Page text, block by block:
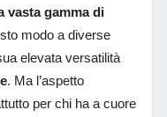
vasta gamma di
modo a diverse
elevata versatilità
. Ma l’aspetto
per chi ha a cuore